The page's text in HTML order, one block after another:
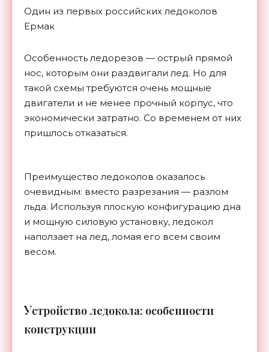
Один из первых российских ледоколов
Ермак
Особенность ледорезов — острый прямой
нос, которым они раздвигали лед. Но для
такой схемы требуются очень мощные
двигатели и не менее прочный корпус, что
экономически затратно. Со временем от них
пришлось отказаться.
Преимущество ледоколов оказалось
очевидным: вместо разрезания — разлом
льда. Используя плоскую конфигурацию дна
и мощную силовую установку, ледокол
наползает на лед, ломая его всем своим
весом.
Устройство ледокола: особенности
конструкции